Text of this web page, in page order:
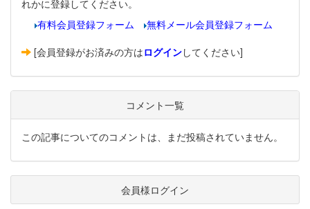
れかに登録してください。
有料会員登録フォーム
無料メール会員登録フォーム
[会員登録がお済みの方はログインしてください]
コメント一覧
この記事についてのコメントは、まだ投稿されていません。
会員様ログイン